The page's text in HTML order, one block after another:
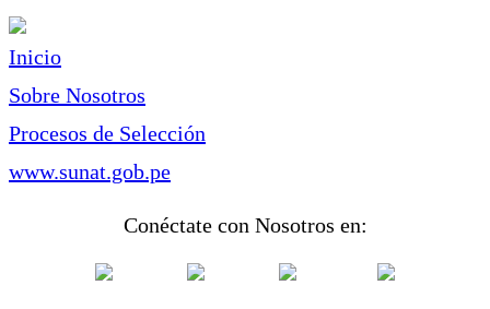
Inicio
Sobre Nosotros
Procesos de Selección
www.sunat.gob.pe
Conéctate con Nosotros en: